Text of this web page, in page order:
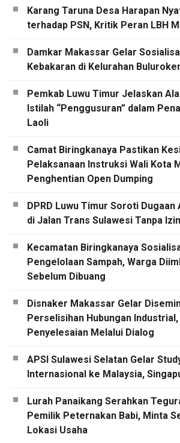
Karang Taruna Desa Harapan
terhadap PSN, Kritik Peran LBH
Damkar Makassar Gelar
Kebakaran di Kelurahan
Pemkab Luwu Timur Jelaskan
Istilah “Penggusuran” dalam
Laoli
Camat Biringkanaya Pastikan
Pelaksanaan Instruksi Wali Kota
Penghentian Open Dumping
DPRD Luwu Timur Soroti
di Jalan Trans Sulawesi Tanpa
Kecamatan Biringkanaya
Pengelolaan Sampah, Warga
Sebelum Dibuang
Disnaker Makassar Gelar
Perselisihan Hubungan
Penyelesaian Melalui Dialog
APSI Sulawesi Selatan Gelar
Internasional ke Malaysia,
Lurah Panaikang Serahkan
Pemilik Peternakan Babi, Minta
Lokasi Usaha